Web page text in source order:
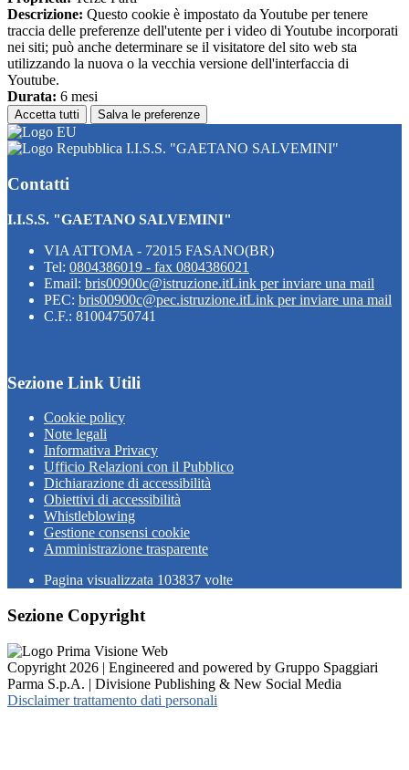
Descrizione: Questo cookie è impostato da Youtube per tenere
traccia delle preferenze dell'utente per i video di Youtube incorporati
nei siti; può anche determinare se il visitatore del sito web sta
utilizzando la nuova o la vecchia versione dell'interfaccia di
Youtube.
Durata: 6 mesi
Accetta tutti Salva le preferenze
I.I.S.S. "GAETANO SALVEMINI"
Contatti
I.I.S.S. "GAETANO SALVEMINI"
VIA ATTOMA - 72015 FASANO(BR)
Tel: 0804386019 - fax 0804386021
Email: bris00900c@istruzione.itLink per inviare una mail
PEC: bris00900c@pec.istruzione.itLink per inviare una mail
C.F.: 81004750741
Sezione Link Utili
Cookie policy
Note legali
Informativa Privacy
Ufficio Relazioni con il Pubblico
Dichiarazione di accessibilità
Obiettivi di accessibilità
Whistleblowing
Gestione consensi cookie
Amministrazione trasparente
Pagina visualizzata 103837 volte
Sezione Copyright
Copyright 2026 | Engineered and powered by Gruppo Spaggiari
Parma S.p.A. | Divisione Publishing & New Social Media
Disclaimer trattamento dati personali